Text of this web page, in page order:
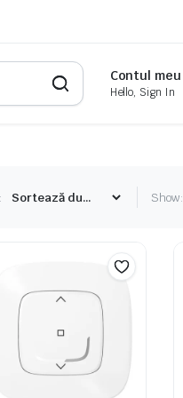
Contul meu
Hello, Sign In
Show: